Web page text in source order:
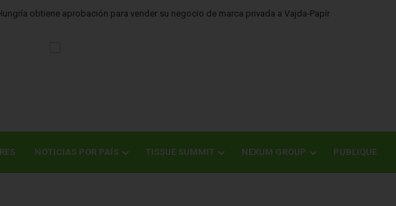
participará en Expo Industrias y Servicios 2026 con sus soluciones de higiene
NOTICIAS POR PAÍS TISSUE SUMMIT NEXUM GROUP PUBLIQUE